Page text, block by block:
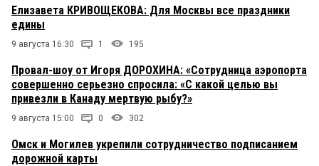
Елизавета КРИВОЩЕКОВА: Для Москвы все праздники
едины
9 августа 16:30 1 195
Провал-шоу от Игоря ДОРОХИНА: «Сотрудница аэропорта
совершенно серьезно спросила: «С какой целью вы
привезли в Канаду мертвую рыбу?»
9 августа 15:00 0 302
Омск и Могилев укрепили сотрудничество подписанием
дорожной карты